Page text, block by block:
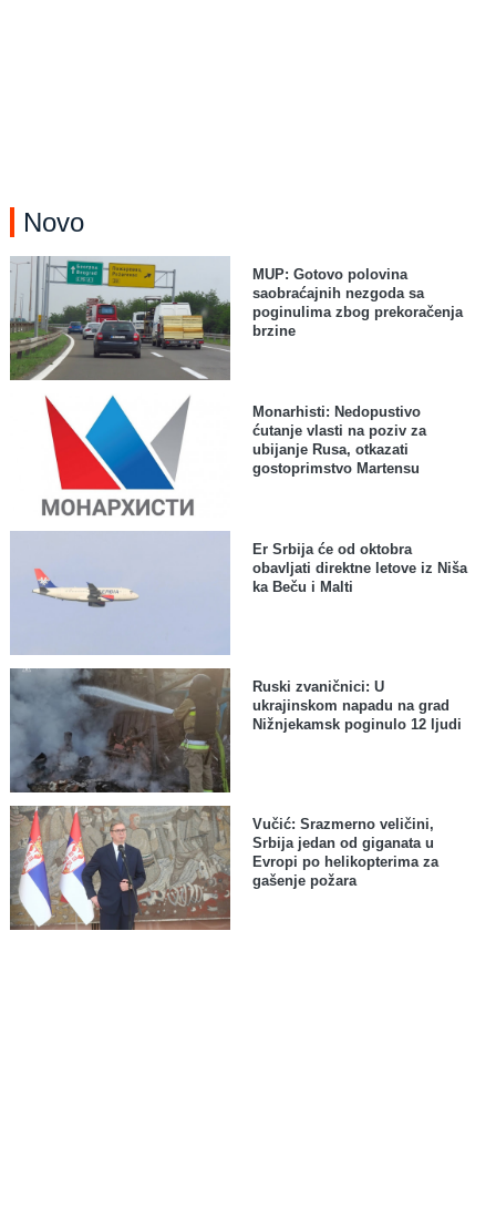
Novo
MUP: Gotovo polovina
saobraćajnih nezgoda sa
poginulima zbog prekoračenja
brzine
Monarhisti: Nedopustivo
ćutanje vlasti na poziv za
ubijanje Rusa, otkazati
gostoprimstvo Martensu
Er Srbija će od oktobra
obavljati direktne letove iz Niša
ka Beču i Malti
Ruski zvaničnici: U
ukrajinskom napadu na grad
Nižnjekamsk poginulo 12 ljudi
Vučić: Srazmerno veličini,
Srbija jedan od giganata u
Evropi po helikopterima za
gašenje požara